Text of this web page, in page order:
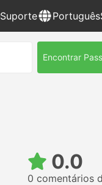
Suporte Português
Encontrar
0.0
0 comentários